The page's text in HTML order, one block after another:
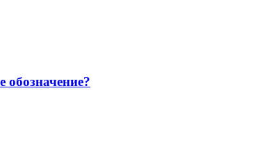
обозначение?